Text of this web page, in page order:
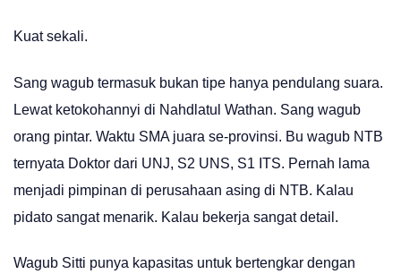
Kuat sekali.
Sang wagub termasuk bukan tipe hanya pendulang suara.
Lewat ketokohannyi di Nahdlatul Wathan. Sang wagub
orang pintar. Waktu SMA juara se-provinsi. Bu wagub NTB
ternyata Doktor dari UNJ, S2 UNS, S1 ITS. Pernah lama
menjadi pimpinan di perusahaan asing di NTB. Kalau
pidato sangat menarik. Kalau bekerja sangat detail.
Wagub Sitti punya kapasitas untuk bertengkar dengan